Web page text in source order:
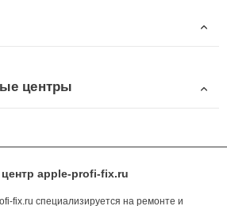
центры
apple-profi-fix.ru
fix.ru специализируется на ремонте и